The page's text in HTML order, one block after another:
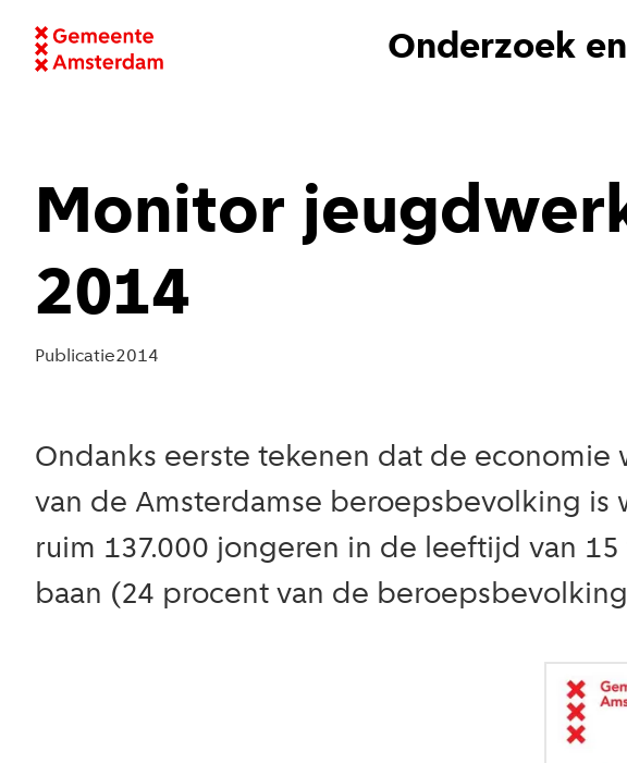
Onderzoek
Monitor
2014
Publicatie2014
Ondanks eerste tekenen dat de
van de Amsterdamse beroepsbevolking is
ruim 137.000 jongeren in de leeftijd van
baan (24 procent van de